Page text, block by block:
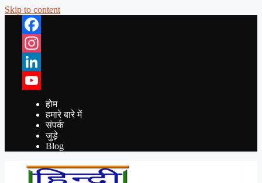
Skip to content
Facebook
Instagram
LinkedIn
YouTube
होम
हमारे बारे में
संपर्क
जुड़े
Blog